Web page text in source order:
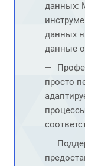
данных:
данных
данные
просто